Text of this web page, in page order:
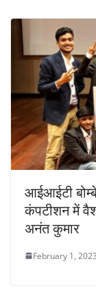
आईआईटी बोम्बे
कंपटीशन में
अनंत कुमार
February 1, 2023